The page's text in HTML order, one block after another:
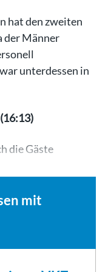
hat den zweiten
der Männer
unterdessen in
die Gäste
mit